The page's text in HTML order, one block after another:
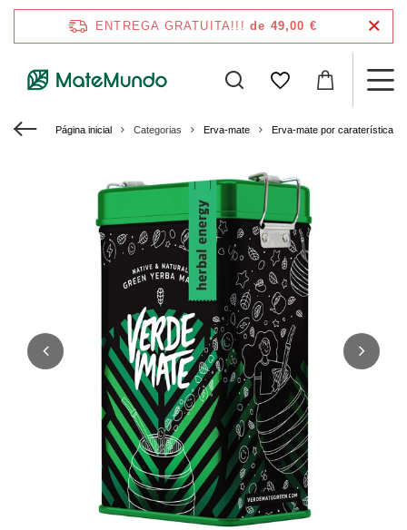
ENTREGA GRATUITA!!! de 49,00 €
Página inicial Categorias Erva-mate Erva-mate por caraterísticas